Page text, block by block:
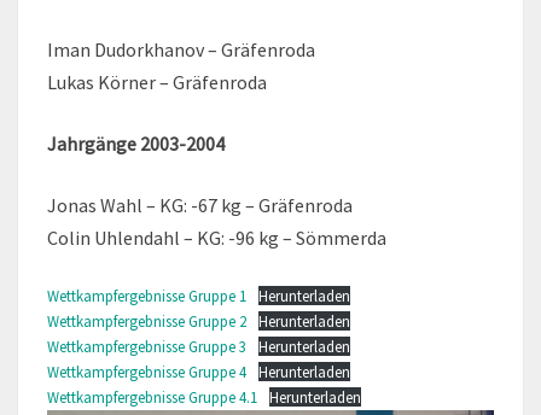
Iman Dudorkhanov – Gräfenroda
Lukas Körner – Gräfenroda
Jahrgänge 2003-2004
Jonas Wahl – KG: -67 kg – Gräfenroda
Colin Uhlendahl – KG: -96 kg – Sömmerda
Wettkampfergebnisse Gruppe 1
Herunterladen
Wettkampfergebnisse Gruppe 2
Herunterladen
Wettkampfergebnisse Gruppe 3
Herunterladen
Wettkampfergebnisse Gruppe 4
Herunterladen
Wettkampfergebnisse Gruppe 4.1
Herunterladen